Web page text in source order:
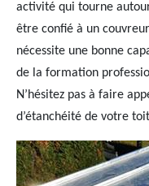
activité qui tourne
être confié à un
nécessite une bonne
de la formation
N’hésitez pas à faire
d’étanchéité de votre